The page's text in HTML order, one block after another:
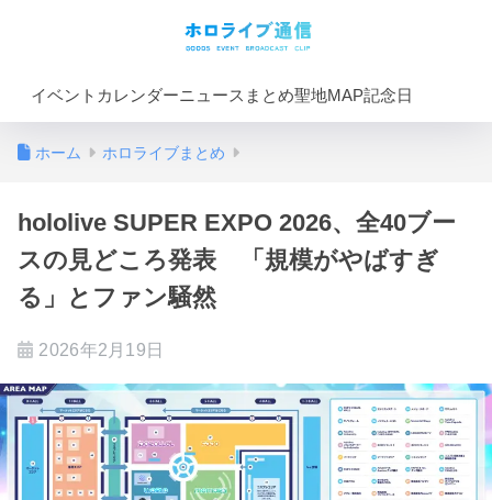
イベントカレンダーニュースまとめ聖地MAP記念日
ホーム ホロライブまとめ
hololive SUPER EXPO 2026、全40ブー
スの見どころ発表 「規模がやばすぎ
る」とファン騒然
2026年2月19日